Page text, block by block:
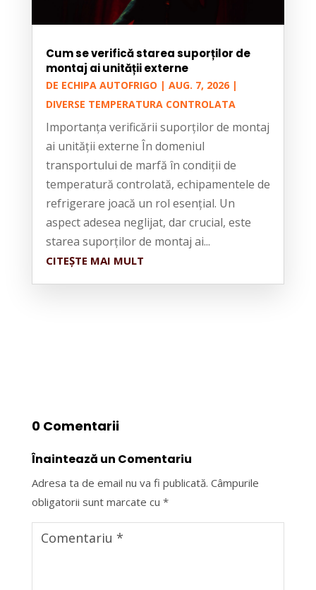
Cum se verifică starea suporților de
montaj ai unității externe
DE ECHIPA AUTOFRIGO | AUG. 7, 2026|
DIVERSE TEMPERATURA CONTROLATA
Importanța verificării suporților de montaj
ai unității externe În domeniul
transportului de marfă în condiții de
temperatură controlată, echipamentele de
refrigerare joacă un rol esențial. Un
aspect adesea neglijat, dar crucial, este
starea suporților de montaj ai...
CITEȘTE MAI MULT
0 Comentarii
Înaintează un Comentariu
Adresa ta de email nu va fi publicată. Câmpurile
obligatorii sunt marcate cu *